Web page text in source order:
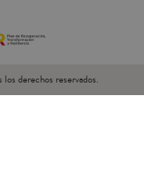
derechos reservados.